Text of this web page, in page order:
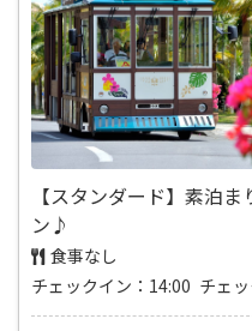
【スタンダード】素泊
ン♪
食事なし
チェックイン：14:00 チェ